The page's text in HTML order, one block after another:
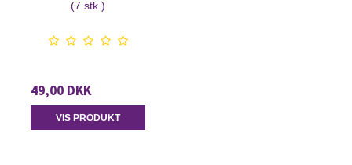
(7 stk.)
49,00 DKK
VIS PRODUKT